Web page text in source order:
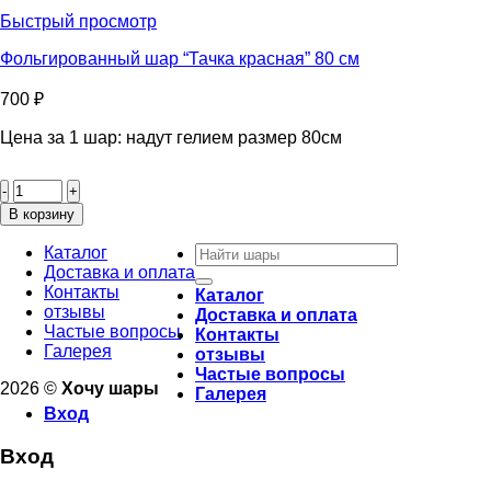
"Истребитель"
см
Быстрый просмотр
Фольгированный шар “Тачка красная” 80 см
700 ₽
Цена за 1 шар: надут гелием размер 80см
товара
Фольгированный
"Тачка
красная"
80
см
В корзину
Каталог
Доставка и оплата
Контакты
отзывы
Частые вопросы
Галерея
2026 © Хочу шары
Искать:
Каталог
Доставка и оплата
Контакты
отзывы
Частые вопросы
Галерея
Вход
Вход